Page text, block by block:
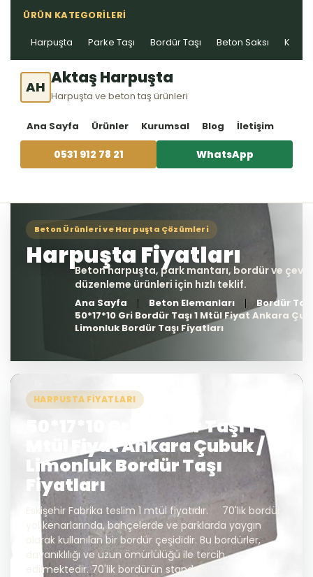
ÜRÜN KATEGORILERI
Harpuşta Parke Taşı Bordür Taşı Beton Saksı Kablo
AH Aktaş Harpuşta
Harpuşta ve beton taş ürünleri
Ana Sayfa Ürünler Kurumsal Blog İletişim
0531 912 78 21 WhatsApp
Ana Sayfa Beton Elemanları
Bordür Taşı
50*17*10 Gri Bordür Taşı 1 Mtül Fiyat Ankara
Limonluk Bordür Taşı Fiyatları
HARPUSTA FIYATLARI
50*17*10 Gri Bordür Taşı 1
Mtül Fiyat Ankara Çubuk /
Limonluk Bordür Taşı
Fiyatları
Eskişehir Fabrika teslim 1 mtül fiyatıdır. 70'lik bordür,
yol kenarlarında, bahçelerde ve parklarda yaygın
olarak kullanılan bir bordür çeşididir. Bu bordürler,
dayanıklılığı ve uzun ömürlülüğü ile tercih
edilmektedir. 70'lik bordürün standart...